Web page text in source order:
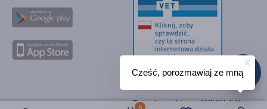
0
Dane kontaktowe WIW Łódź
Cześć, porozmawiaj ze mną